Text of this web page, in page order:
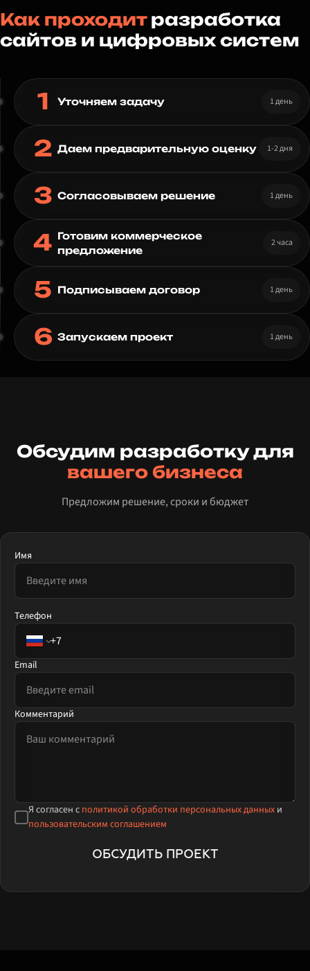
Как проходитразработка
сайтов и цифровых систем
1 Уточняем задачу 1 день
2 Даем предварительную оценку 1-2 дня
3 Согласовываем решение 1 день
4 Готовим коммерческое
предложение
2 часа
5 Подписываем договор 1 день
6 Запускаем проект 1 день
Обсудим разработку для
вашего бизнеса
Предложим решение, сроки и бюджет
Имя
Телефон
Email
Комментарий
Я согласен с политикой обработки персональных данных и
пользовательским соглашением
ОБСУДИТЬ ПРОЕКТ